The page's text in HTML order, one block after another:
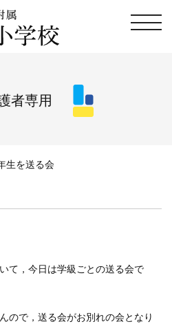
者専用
生を送る会
て，今日は学級ごとの送る会で
ので，送る会がお別れの会となり